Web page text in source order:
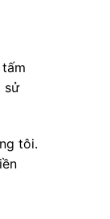
sử
tôi.